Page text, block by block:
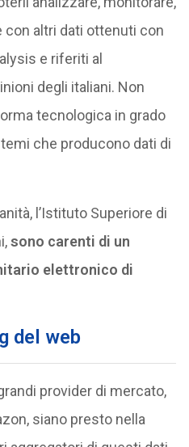
altri dati ottenuti con
e riferiti al
degli italiani. Non
tecnologica in grado
che producono dati di
l’Istituto Superiore di
sono carenti di un
elettronico di
del web
provider di mercato,
siano presto nella